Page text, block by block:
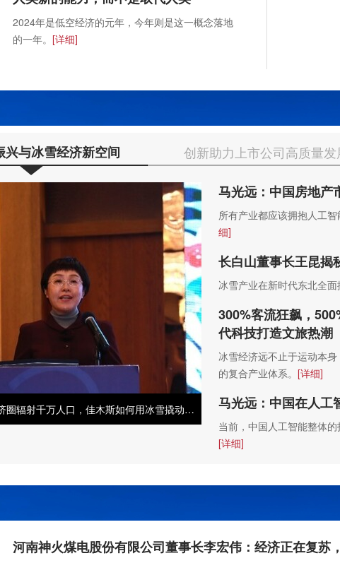
2024年是低空经济的元年，今年则是这一概念落地
的一年。 [详细]
兴与冰雪经济新空间 创新助力上市公司高质量发
聂影：1小时经济圈辐射千万人口，佳木斯如何用冰雪撬动东北振兴？
马光远：中国房地产
所有产业都应该拥抱人工
细]
长白山董事长王昆揭
冰雪产业在新时代东北全面
300%客流狂飙，
代科技打造文旅热潮
冰雪经济远不止于运动本
的复合产业体系。 [详细]
马光远：中国在人工
当前，中国人工智能整体
[详细]
河南神火煤电股份有限公司董事长李宏伟：经济正在复苏